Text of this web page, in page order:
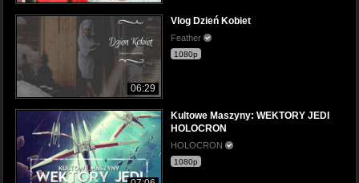
06:29
Vlog Dzień Kobiet
Feather
1080p
Kultowe Maszyny: WEKTORY JEDI
HOLOCRON
HOLOCRON
1080p